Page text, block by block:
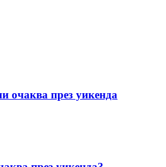
очаква през уикенда